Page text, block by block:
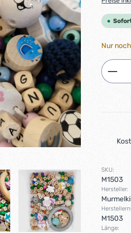
Nur
SKU:
M1503
Hersteller:
M1503
Länge: